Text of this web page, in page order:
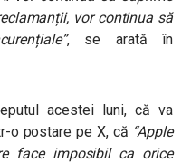
vor continua să
, se arată în
acestei luni, că va
o postare pe X, că “Apple
face imposibil ca orice